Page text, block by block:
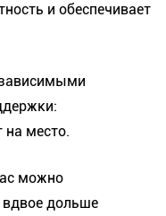
и обеспечивает
на место.
можно
вдвое дольше